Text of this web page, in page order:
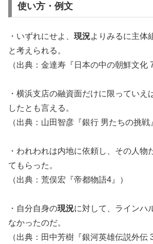
使い方・例文
・いずれにせよ、 現況よりみるに主体
と考えられる。
（出典：金達寿『日本の中の朝鮮文化 7
・横浜支店の融資面だけに限っていえ
したとも言える。
（出典：山田智彦『銀行 男たちの挑戦
・われわれは内地に依頼し、その人物
てもらった。
（出典：荒俣宏『帝都物語4』）
・自分自身の現況に対して、ラインハ
なかったのだ。
（出典：田中芳樹『銀河英雄伝説外伝